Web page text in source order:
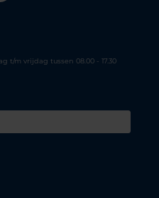
t/m vrijdag tussen 08.00 - 17.30